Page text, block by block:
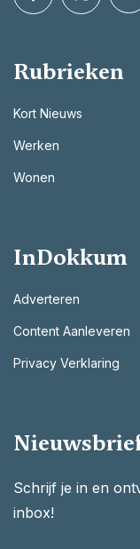
Rubrieken
Kort Nieuws
Werken
Wonen
InDokkum
Adverteren
Content Aanleveren
Privacy Verklaring
Schrijf je in en
inbox!